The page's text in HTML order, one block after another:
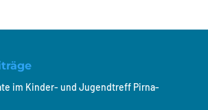
im Kinder- und Jugendtreff Pirna-